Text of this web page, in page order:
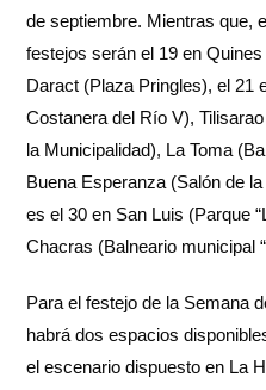
de septiembre. Mientras que,
festejos serán el 19 en
Daract (Plaza Pringles), el 21
Costanera del Río V),
la Municipalidad), La Toma
Buena Esperanza (Salón de
es el 30 en San Luis (Parque
Chacras (Balneario municipal
Para el festejo de la Semana
habrá dos espacios
el escenario dispuesto en La